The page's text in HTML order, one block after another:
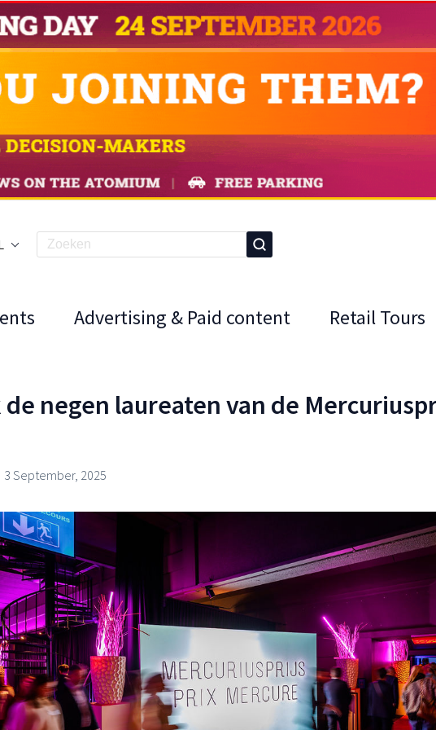
Advertising & Paid content Retail Tours
negen laureaten van de
3 September, 2025